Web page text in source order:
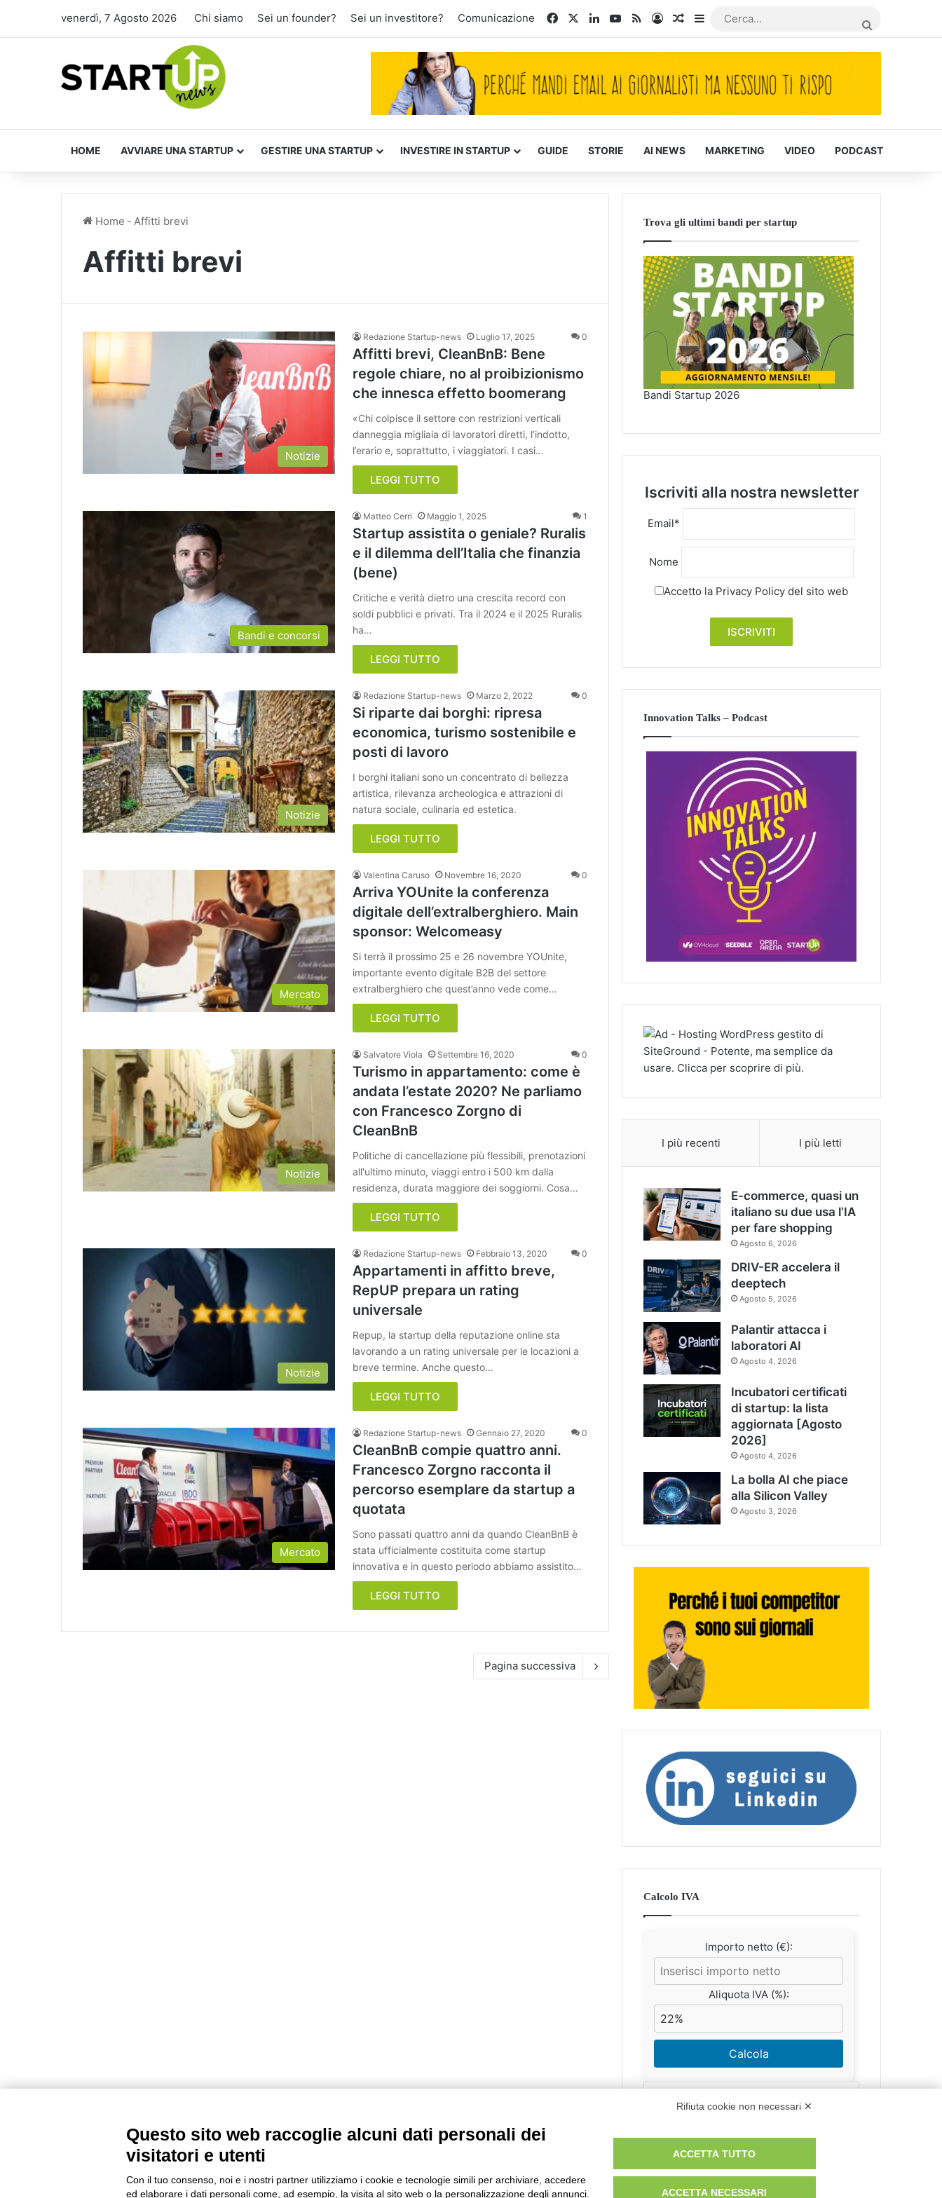
venerdì, 7 Agosto 2026 Chi siamo Sei un founder? Sei un investitore? Comunicazione FacebookLinkedInYou Tube
RSSAccediArticoli Casuali
Barra laterale
HOME AVVIARE UNA STARTUP GESTIRE UNA STARTUP INVESTIRE IN STARTUP GUIDE STORIE AI NEWS MARKETING VIDEO PODCAST
Home - Affitti brevi
Affitti brevi
Notizie
Redazione Startup-news Luglio 17, 2025 0
Affitti brevi, CleanBnB: Bene
regole chiare, no al proibizionismo
che innesca effetto boomerang
«Chi colpisce il settore con restrizioni verticali
danneggia migliaia di lavoratori diretti, l’indotto,
l’erario e, soprattutto, i viaggiatori. I casi…
LEGGI TUTTO
Bandi e concorsi
Matteo Cerri Maggio 1, 2025 1
Startup assistita o geniale? Ruralis
e il dilemma dell’Italia che finanzia
(bene)
Critiche e verità dietro una crescita record con
soldi pubblici e privati. Tra il 2024 e il 2025 Ruralis
ha…
LEGGI TUTTO
Notizie
Redazione Startup-news Marzo 2, 2022 0
Si riparte dai borghi: ripresa
economica, turismo sostenibile e
posti di lavoro
I borghi italiani sono un concentrato di bellezza
artistica, rilevanza archeologica e attrazioni di
natura sociale, culinaria ed estetica.
LEGGI TUTTO
Mercato
Valentina Caruso Novembre 16, 2020 0
Arriva YOUnite la conferenza
digitale dell’extralberghiero. Main
sponsor: Welcomeasy
Si terrà il prossimo 25 e 26 novembre YOUnite,
importante evento digitale B2B del settore
extralberghiero che quest’anno vede come…
LEGGI TUTTO
Notizie
Salvatore Viola Settembre 16, 2020 0
Turismo in appartamento: come è
andata l’estate 2020? Ne parliamo
con Francesco Zorgno di
CleanBnB
Politiche di cancellazione più flessibili, prenotazioni
all'ultimo minuto, viaggi entro i 500 km dalla
residenza, durata maggiore dei soggiorni. Cosa…
LEGGI TUTTO
Notizie
Redazione Startup-news Febbraio 13, 2020 0
Appartamenti in affitto breve,
RepUP prepara un rating
universale
Repup, la startup della reputazione online sta
lavorando a un rating universale per le locazioni a
breve termine. Anche questo…
LEGGI TUTTO
Mercato
Redazione Startup-news Gennaio 27, 2020 0
CleanBnB compie quattro anni.
Francesco Zorgno racconta il
percorso esemplare da startup a
quotata
Sono passati quattro anni da quando CleanBnB è
stata ufficialmente costituita come startup
innovativa e in questo periodo abbiamo assistito…
LEGGI TUTTO
Pagina successiva
Trova gli ultimi bandi per startup
Bandi Startup 2026
Iscriviti alla nostra newsletter
Email*
Nome
Accetto la Privacy Policy del sito web
Innovation Talks – Podcast
I più recenti I più letti
E-commerce, quasi un
italiano su due usa l’IA
per fare shopping
Agosto 6, 2026
DRIV-ER accelera il
deeptech
Agosto 5, 2026
Palantir attacca i
laboratori AI
Agosto 4, 2026
Incubatori certificati
di startup: la lista
aggiornata [Agosto
2026]
Agosto 4, 2026
La bolla AI che piace
alla Silicon Valley
Agosto 3, 2026
Calcolo IVA
Importo netto (€):
Aliquota IVA (%):
Calcola
Scorporo IVA
Importo lordo (€):
Rifiuta cookie non necessari ✕
Questo sito web raccoglie alcuni dati personali dei
visitatori e utenti
Con il tuo consenso, noi e i nostri partner utilizziamo i cookie e tecnologie simili per archiviare, accedere
ed elaborare i dati personali come, ad esempio, la visita al sito web o la personalizzazione degli annunci.
ACCETTA TUTTO
ACCETTA NECESSARI